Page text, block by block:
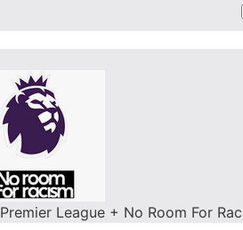
Premier League + No Room For